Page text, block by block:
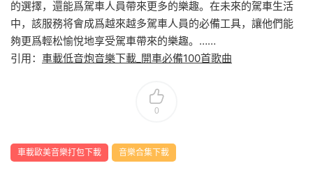
的選擇，還能爲駕車人員帶來更多的樂趣。在未來的駕車生活
中，該服務将會成爲越來越多駕車人員的必備工具，讓他們能
夠更爲輕松愉悅地享受駕車帶來的樂趣。……
引用： 車載低音炮音樂下載_開車必備100首歌曲
0
車載歐美音樂打包下載 音樂合集下載